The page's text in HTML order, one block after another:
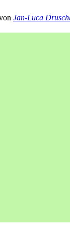
Jan-Luca